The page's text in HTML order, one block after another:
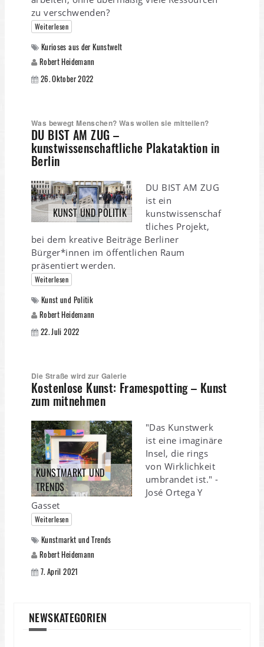
zu verschwenden?
Weiterlesen
Kurioses aus der Kunstwelt
Robert Heidemann
26. Oktober 2022
Was bewegt Menschen? Was wollen sie mitteilen?
DU BIST AM ZUG –
kunstwissenschaftliche Plakataktion in
Berlin
KUNST UND POLITIK
DU BIST AM ZUG
ist ein
kunstwissenschaf
tliches Projekt,
bei dem kreative Beiträge Berliner
Bürger*innen im öffentlichen Raum
präsentiert werden.
Weiterlesen
Kunst und Politik
Robert Heidemann
22. Juli 2022
Die Straße wird zur Galerie
Kostenlose Kunst: Framespotting – Kunst
zum mitnehmen
KUNSTMARKT UND
TRENDS
"Das Kunstwerk
ist eine imaginäre
Insel, die rings
von Wirklichkeit
umbrandet ist." -
José Ortega Y
Gasset
Weiterlesen
Kunstmarkt und Trends
Robert Heidemann
7. April 2021
NEWSKATEGORIEN